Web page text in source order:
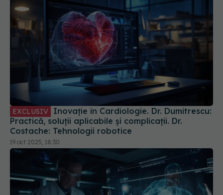
EXCLUSIV
Practică, soluții aplicabile și complicații. Dr.
Costache: Tehnologii robotice
19 oct 2025, 18:30